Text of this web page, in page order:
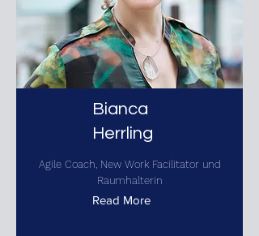
Bianca
Herrling
Agile Coach, New Work Facilitator und
Raumhalterin
Read More